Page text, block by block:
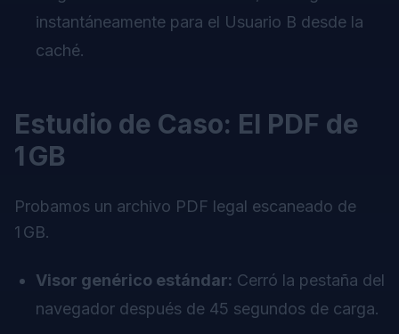
instantáneamente para el Usuario B desde la
caché.
Estudio de Caso: El PDF de
1 GB
Probamos un archivo PDF legal escaneado de
1 GB.
Visor genérico estándar: Cerró la pestaña del
navegador después de 45 segundos de carga.